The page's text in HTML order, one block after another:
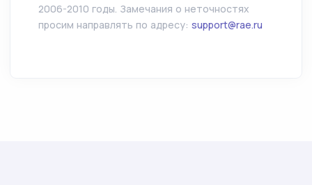
2006-2010 годы. Замечания о неточностях
просим направлять по адресу: support@rae.ru